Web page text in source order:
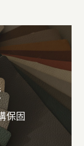
保固